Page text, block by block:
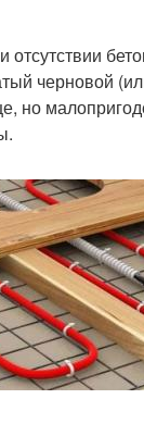
черновой
но